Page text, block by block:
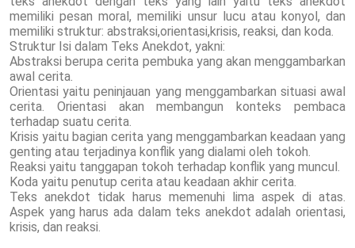
memiliki pesan moral, memiliki unsur lucu atau konyol, dan
memiliki struktur: abstraksi,orientasi,krisis, reaksi, dan koda.
Struktur Isi dalam Teks Anekdot, yakni:
Abstraksi berupa cerita pembuka yang akan menggambarkan
awal cerita.
Orientasi yaitu peninjauan yang menggambarkan situasi awal
cerita. Orientasi akan membangun konteks pembaca
terhadap suatu cerita.
Krisis yaitu bagian cerita yang menggambarkan keadaan yang
genting atau terjadinya konflik yang dialami oleh tokoh.
Reaksi yaitu tanggapan tokoh terhadap konflik yang muncul.
Koda yaitu penutup cerita atau keadaan akhir cerita.
Teks anekdot tidak harus memenuhi lima aspek di atas.
Aspek yang harus ada dalam teks anekdot adalah orientasi,
krisis, dan reaksi.